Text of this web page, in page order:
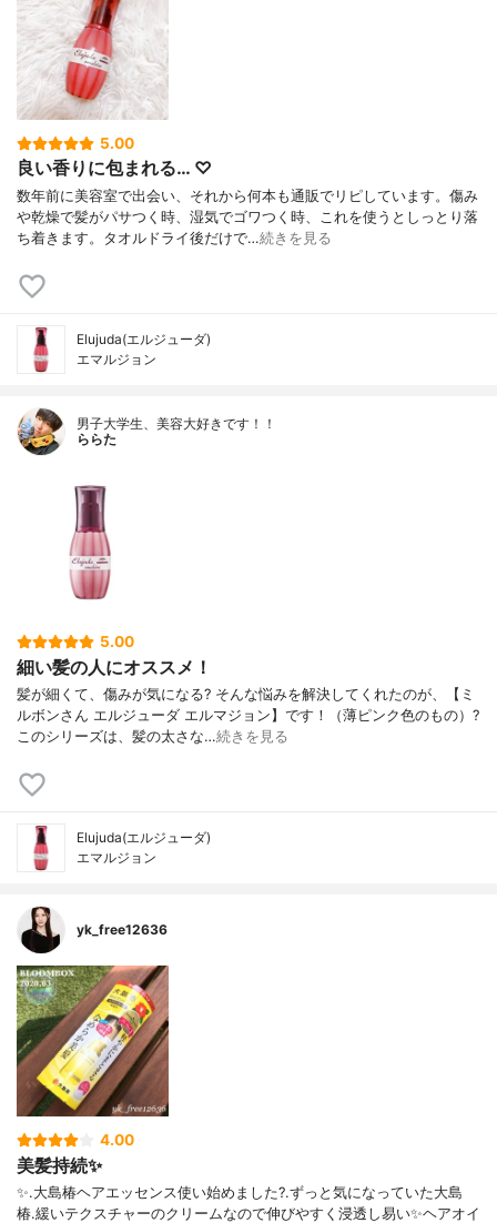
5.00
良い香りに包まれる… ♡
数年前に美容室で出会い、それから何本も通販でリピしています。傷み
や乾燥で髪がパサつく時、湿気でゴワつく時、これを使うとしっとり落
ち着きます。タオルドライ後だけで…続きを見る
Elujuda(エルジューダ)
エマルジョン
男子大学生、美容大好きです！！
ららた
5.00
細い髪の人にオススメ！
髪が細くて、傷みが気になる? そんな悩みを解決してくれたのが、【ミ
ルボンさん エルジューダ エルマジョン】です！（薄ピンク色のもの）?
このシリーズは、髪の太さな…続きを見る
Elujuda(エルジューダ)
エマルジョン
yk_free12636
4.00
美髪持続✨
✨.大島椿ヘアエッセンス使い始めました?.ずっと気になっていた大島
椿.緩いテクスチャーのクリームなので伸びやすく浸透し易い✨ヘアオイ